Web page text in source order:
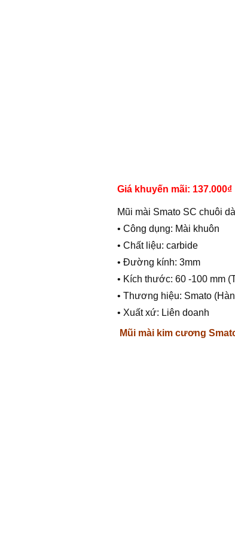
Giá khuyến mãi: 137.000₫
Mũi mài Smato SC chuôi
• Công dụng: Mài khuôn
• Chất liệu: carbide
• Đường kính: 3mm
• Kích thước: 60 -100 mm
• Thương hiệu: Smato
• Xuất xứ: Liên doanh
Mũi mài kim cương